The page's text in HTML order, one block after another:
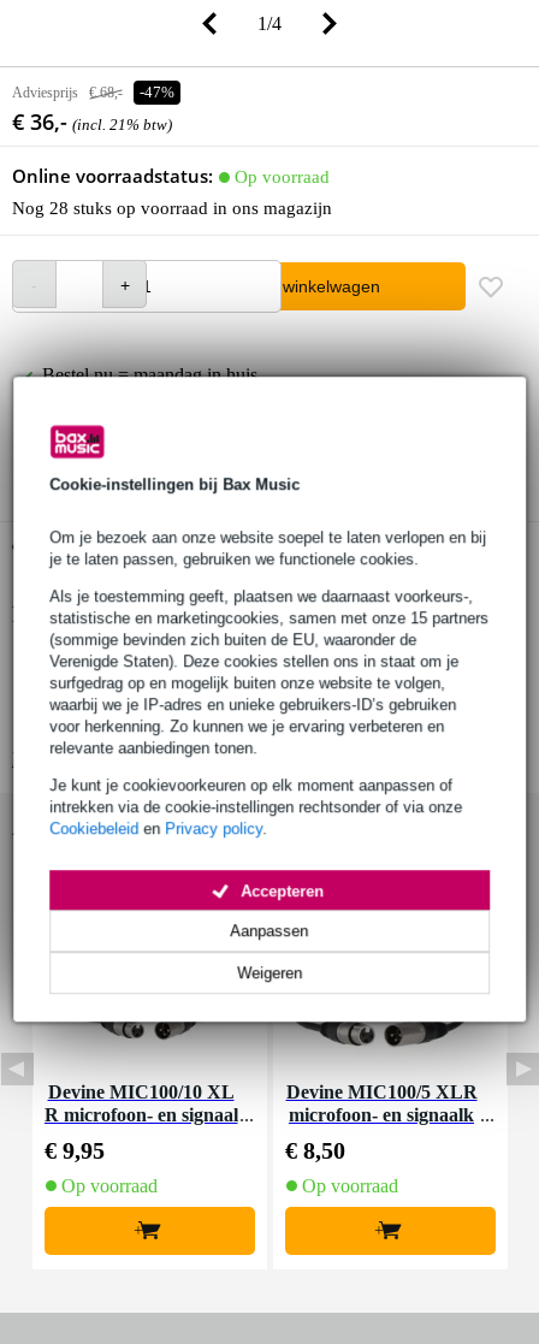
Cookie-instellingen bij Bax Music
Om je bezoek aan onze website soepel te laten verlopen en bij
je te laten passen, gebruiken we functionele cookies.
Als je toestemming geeft, plaatsen we daarnaast voorkeurs-,
statistische en marketingcookies, samen met onze 15 partners
(sommige bevinden zich buiten de EU, waaronder de
Verenigde Staten). Deze cookies stellen ons in staat om je
surfgedrag op en mogelijk buiten onze website te volgen,
waarbij we je IP-adres en unieke gebruikers-ID’s gebruiken
voor herkenning. Zo kunnen we je ervaring verbeteren en
relevante aanbiedingen tonen.
Je kunt je cookievoorkeuren op elk moment aanpassen of
intrekken via de cookie-instellingen rechtsonder of via onze
Cookiebeleid en Privacy policy.
Weigeren
Aanpassen
Accepteren
1/4
Adviesprijs € 68,- -47%
€ 36,- (incl. 21% btw)
Online voorraadstatus:
Op voorraad
Nog 28 stuks op voorraad in ons magazijn
In winkelwagen
Bestel nu = maandag in huis
3 jaar Bax Music garantie
Gratis ophalen in de winkel
Productinformatie
Boss BT-DUAL
regeling: pairing
indicatie: pairing
Bekijk alle productspecificaties
Accessoires (17)
Devine MIC100/10 XL
R microfoon- en signaal
€ 9,95
Op voorraad
+
Devine MIC100/5 XLR
microfoon- en signaalk
€ 8,50
Op voorraad
+